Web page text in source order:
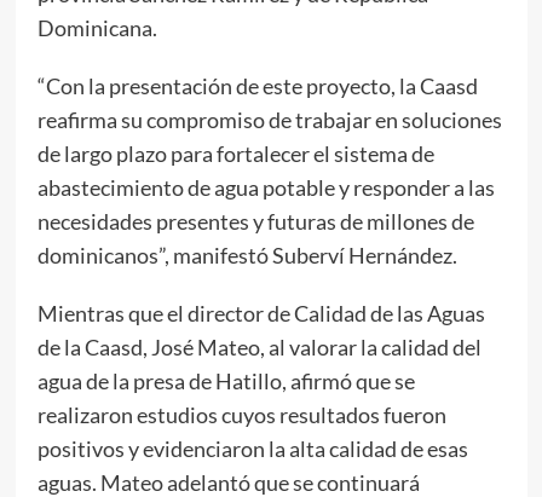
Dominicana.
“Con la presentación de este proyecto, la Caasd
reafirma su compromiso de trabajar en soluciones
de largo plazo para fortalecer el sistema de
abastecimiento de agua potable y responder a las
necesidades presentes y futuras de millones de
dominicanos”, manifestó Suberví Hernández.
Mientras que el director de Calidad de las Aguas
de la Caasd, José Mateo, al valorar la calidad del
agua de la presa de Hatillo, afirmó que se
realizaron estudios cuyos resultados fueron
positivos y evidenciaron la alta calidad de esas
aguas. Mateo adelantó que se continuará